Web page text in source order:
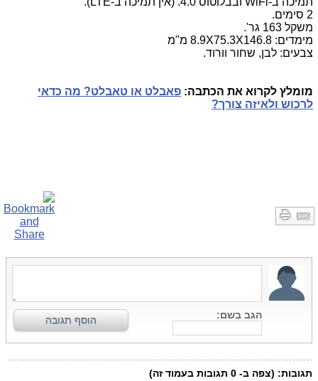
2 סימים.
משקל 163 גר'.
מימדים: 8.9X75.3X146.8 מ"מ
צבעים: לבן, שחור וורוד.
מומלץ לקרוא את הכתבה: פאבלט או טאבלט? מה כדאי
לרכוש ולאיזה צורך?